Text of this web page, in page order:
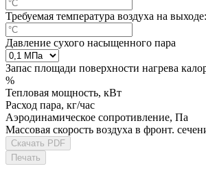
Требуемая температура воздуха на выходе:
Давление сухого насыщенного пара
Запас площади поверхности нагрева
%
Тепловая мощность, кВт
Расход пара, кг/час
Аэродинамическое сопротивление, Па
Массовая скорость воздуха в фронт.
Скачать PDF
Печать